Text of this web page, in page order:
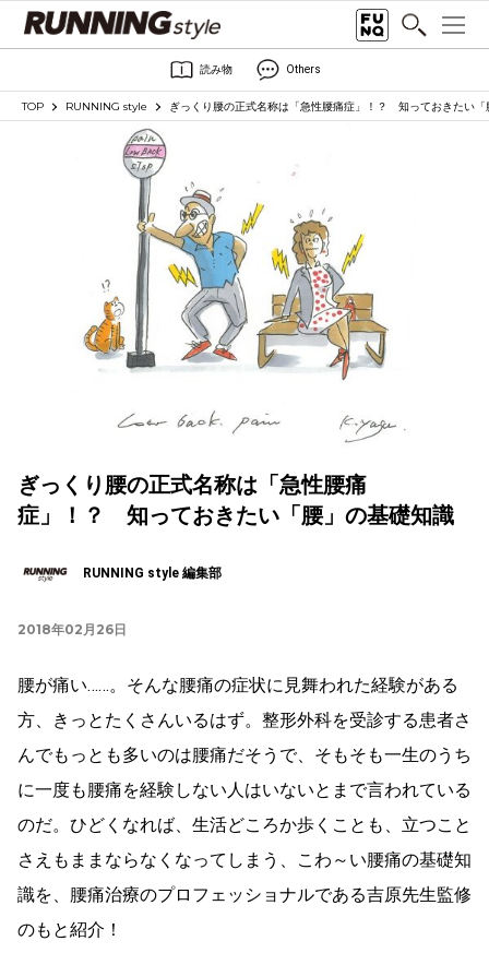
読み物 Others
TOP RUNNING style ぎっくり腰の正式名称は「急性腰痛症」！？ 知っておきたい「
ぎっくり腰の正式名称は「急性腰痛
症」！？ 知っておきたい「腰」の基礎知識
RUNNING style 編集部
2018年02月26日
腰が痛い……。そんな腰痛の症状に見舞われた経験がある
方、きっとたくさんいるはず。整形外科を受診する患者さ
んでもっとも多いのは腰痛だそうで、そもそも一生のうち
に一度も腰痛を経験しない人はいないとまで言われている
のだ。ひどくなれば、生活どころか歩くことも、立つこと
さえもままならなくなってしまう、こわ～い腰痛の基礎知
識を、腰痛治療のプロフェッショナルである吉原先生監修
のもと紹介！